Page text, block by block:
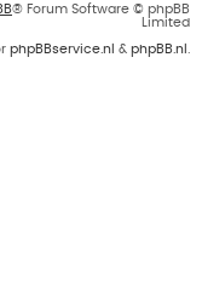
® Forum Software © phpBB
Limited
phpBBservice.nl & phpBB.nl